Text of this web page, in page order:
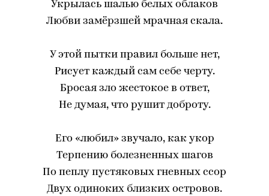
Укрылась шалью белых облаков
Любви замёрзшей мрачная скала.
У этой пытки правил больше нет,
Рисует каждый сам себе черту.
Бросая зло жестокое в ответ,
Не думая, что рушит доброту.
Его «любил» звучало, как укор
Терпению болезненных шагов
По пеплу пустяковых гневных ссор
Двух одиноких близких островов.